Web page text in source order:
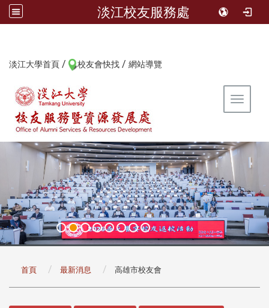
淡江校友服務處
淡江大學首頁 / 校友會快找 / 網站導覽
Toggle
首頁 最新消息 高雄市校友會